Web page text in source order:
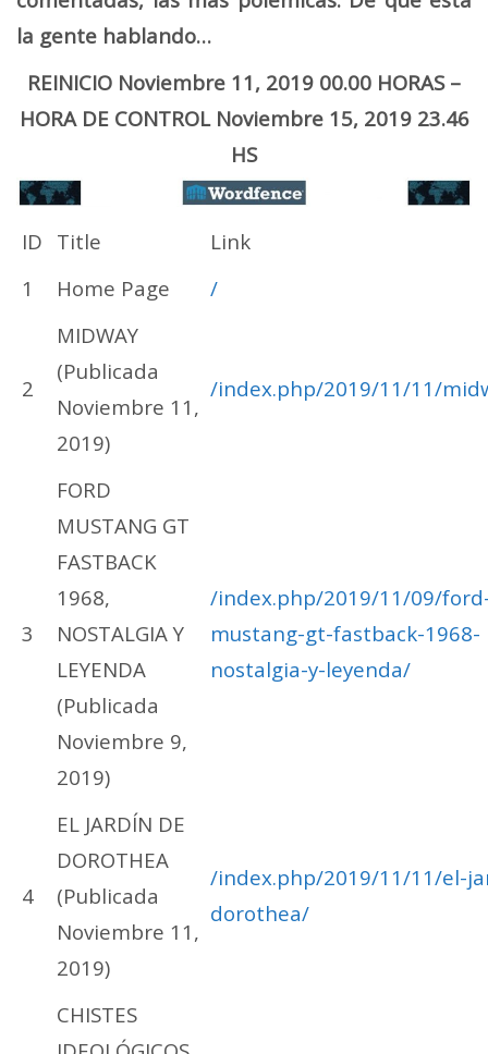
la gente hablando…
REINICIO Noviembre 11, 2019 00.00 HORAS –
HORA DE CONTROL Noviembre 15, 2019 23.46
HS
ID Title
Link
1
Home Page /
2
MIDWAY
(Publicada
Noviembre 11,
2019)
/index.php/2019/11/11/
3
FORD
MUSTANG GT
FASTBACK
1968,
NOSTALGIA Y
LEYENDA
(Publicada
Noviembre 9,
2019)
/index.php/2019/11/09/
mustang-gt-fastback-1968-
nostalgia-y-leyenda/
4
EL JARDÍN DE
DOROTHEA
(Publicada
Noviembre 11,
2019)
/index.php/2019/11/11/el-
dorothea/
CHISTES